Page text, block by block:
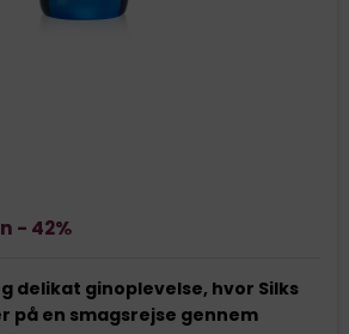
- 42%
delikat ginoplevelse, hvor Silks
på en smagsrejse gennem